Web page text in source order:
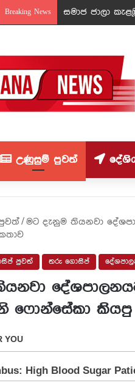
Breaking News
උණුසුම් පුවත්
/මට දැනුම තියනවා
පුවත් තරු ගොසිප්
ෆොන්සේකා කියපු